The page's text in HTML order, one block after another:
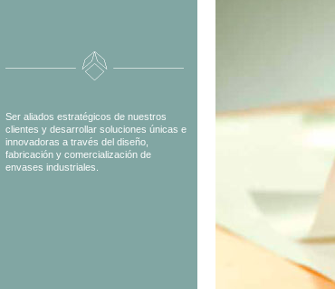
Ser aliados estratégicos de nuestros
clientes y desarrollar soluciones únicas e
innovadoras a través del diseño,
fabricación y comercialización de
envases industriales.